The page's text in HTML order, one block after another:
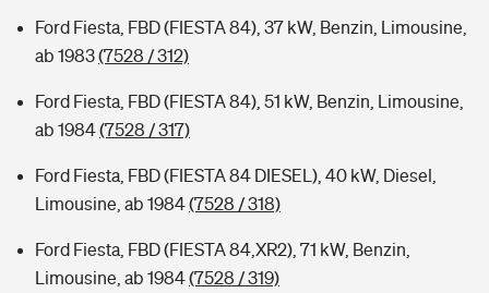
Ford Fiesta, FBD (FIESTA 84), 37 kW, Benzin, Limousine,
ab 1983(7528 / 312)
Ford Fiesta, FBD (FIESTA 84), 51 kW, Benzin, Limousine,
ab 1984(7528 / 317)
Ford Fiesta, FBD (FIESTA 84 DIESEL), 40 kW, Diesel,
Limousine, ab 1984(7528 / 318)
Ford Fiesta, FBD (FIESTA 84,XR2), 71 kW, Benzin,
Limousine, ab 1984(7528 / 319)